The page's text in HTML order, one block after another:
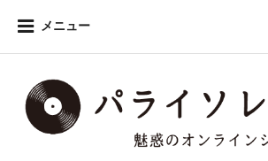
メニュー